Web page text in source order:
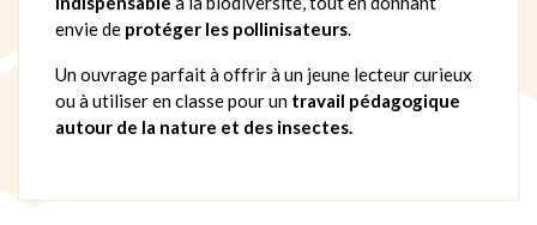
envie de protéger les pollinisateurs.
Un ouvrage parfait à offrir à un jeune lecteur curieux
ou à utiliser en classe pour un travail pédagogique
autour de la nature et des insectes.